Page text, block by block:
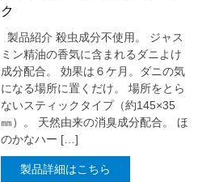
ク
製品紹介 殺虫成分不使用。 ジャス
ミン精油の香気に含まれるダニよけ
成分配合。 効果は６ケ月。ダニの気
になる場所に置くだけ。 場所をとら
ないスティックタイプ（約145×35
㎜）。 天然由来の消臭成分配合。 ほ
のかなハー […]
製品詳細はこちら